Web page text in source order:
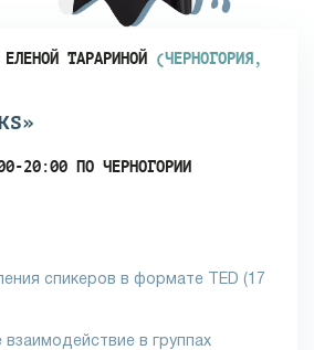
ТАРАРИНОЙ (ЧЕРНОГОРИЯ,
20:00 ПО ЧЕРНОГОРИИ
спикеров в формате TED (17
взаимодействие в группах